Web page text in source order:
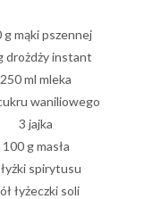
g mąki pszennej
drożdży instant
250 ml mleka
waniliowego
3 jajka
100 g masła
spirytusu
łyżeczki soli